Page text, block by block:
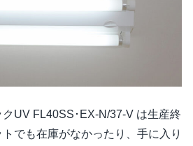
UV FL40SS･EX-N/37-V は生産終
でも在庫がなかったり、手に入り